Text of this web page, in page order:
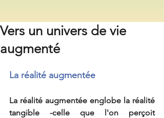
Vers un univers de vie
augmenté
La réalité augmentée
La réalité augmentée englobe la réalité
tangible -celle que l'on perçoit